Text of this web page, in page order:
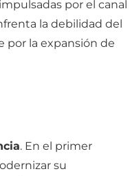
por el canal
la debilidad del
por la expansión de
. En el primer
su